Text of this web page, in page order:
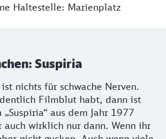
Haltestelle: Marienplatz
Suspiria
nichts für schwache Nerven.
Filmblut habt, dann ist
aus dem Jahr 1977
auch wirklich nur dann. Wenn ihr